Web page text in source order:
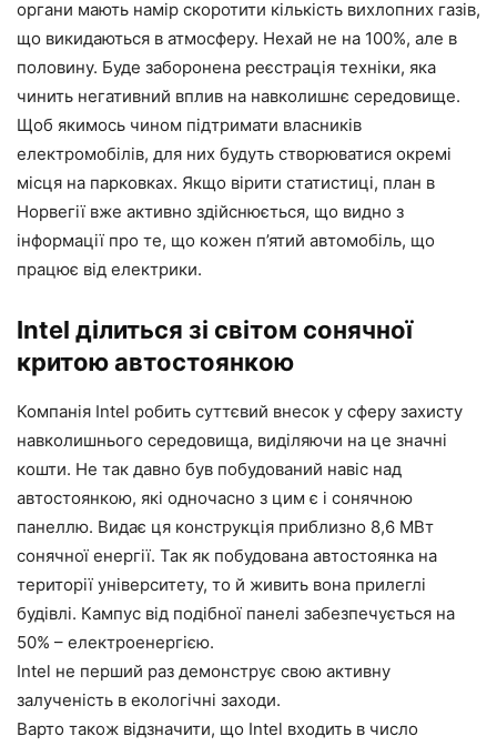
органи мають намір скоротити кількість вихлопних газів,
що викидаються в атмосферу. Нехай не на 100%, але в
половину. Буде заборонена реєстрація техніки, яка
чинить негативний вплив на навколишнє середовище.
Щоб якимось чином підтримати власників
електромобілів, для них будуть створюватися окремі
місця на парковках. Якщо вірити статистиці, план в
Норвегії вже активно здійснюється, що видно з
інформації про те, що кожен п’ятий автомобіль, що
працює від електрики.
Intel ділиться зі світом сонячної
критою автостоянкою
Компанія Intel робить суттєвий внесок у сферу захисту
навколишнього середовища, виділяючи на це значні
кошти. Не так давно був побудований навіс над
автостоянкою, які одночасно з цим є і сонячною
панеллю. Видає ця конструкція приблизно 8,6 МВт
сонячної енергії. Так як побудована автостоянка на
території університету, то й живить вона прилеглі
будівлі. Кампус від подібної панелі забезпечується на
50% – електроенергією.
Intel не перший раз демонструє свою активну
залученість в екологічні заходи.
Варто також відзначити, що Intel входить в число